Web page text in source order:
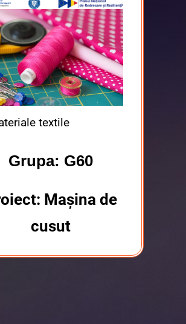
textile
Grupa: G60
Mașina de
cusut